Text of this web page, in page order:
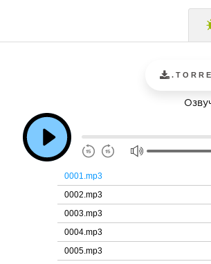
0001.mp3
0002.mp3
0003.mp3
0004.mp3
0005.mp3